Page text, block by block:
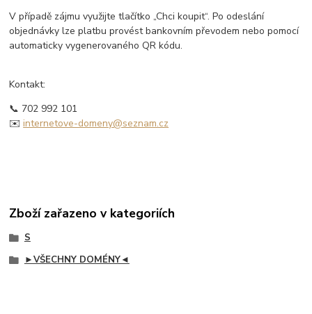
V případě zájmu využijte tlačítko „Chci koupit“. Po odeslání
objednávky lze platbu provést bankovním převodem nebo pomocí
automaticky vygenerovaného QR kódu.
Kontakt:
📞 702 992 101
✉️internetove-domeny@seznam.cz
Zboží zařazeno v kategoriích
S
►VŠECHNY DOMÉNY◄